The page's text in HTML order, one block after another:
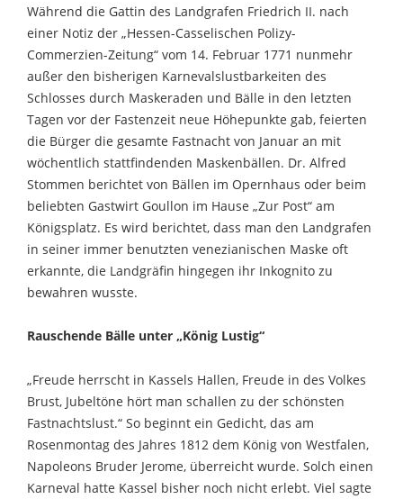
Während die Gattin des Landgrafen Friedrich II. nach
einer Notiz der „Hessen-Casselischen Polizy-
Commerzien-Zeitung“ vom 14. Februar 1771 nunmehr
außer den bisherigen Karnevalslustbarkeiten des
Schlosses durch Maskeraden und Bälle in den letzten
Tagen vor der Fastenzeit neue Höhepunkte gab, feierten
die Bürger die gesamte Fastnacht von Januar an mit
wöchentlich stattfindenden Maskenbällen. Dr. Alfred
Stommen berichtet von Bällen im Opernhaus oder beim
beliebten Gastwirt Goullon im Hause „Zur Post“ am
Königsplatz. Es wird berichtet, dass man den Landgrafen
in seiner immer benutzten venezianischen Maske oft
erkannte, die Landgräfin hingegen ihr Inkognito zu
bewahren wusste.
Rauschende Bälle unter „König Lustig“
„Freude herrscht in Kassels Hallen, Freude in des Volkes
Brust, Jubeltöne hört man schallen zu der schönsten
Fastnachtslust.“ So beginnt ein Gedicht, das am
Rosenmontag des Jahres 1812 dem König von Westfalen,
Napoleons Bruder Jerome, überreicht wurde. Solch einen
Karneval hatte Kassel bisher noch nicht erlebt. Viel sagte